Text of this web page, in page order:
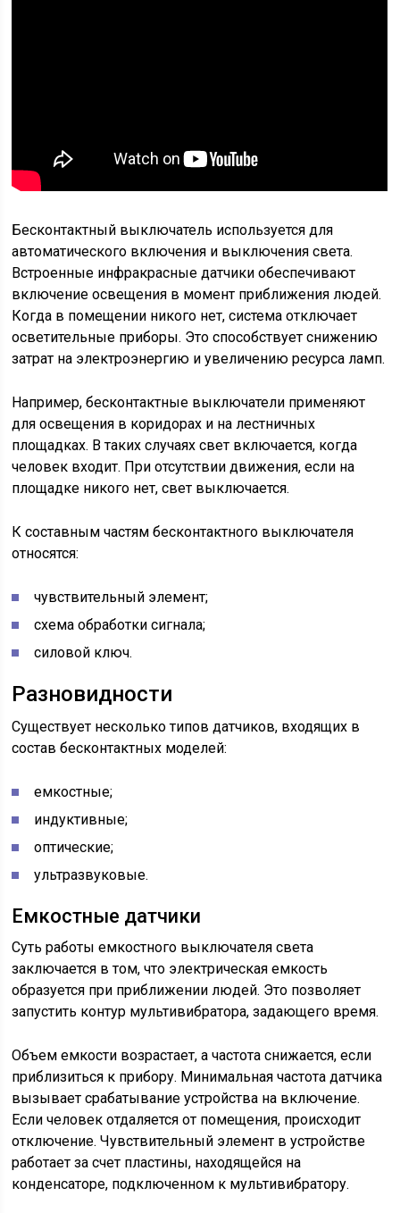
Бесконтактный выключатель используется для
автоматического включения и выключения света.
Встроенные инфракрасные датчики обеспечивают
включение освещения в момент приближения людей.
Когда в помещении никого нет, система отключает
осветительные приборы. Это способствует снижению
затрат на электроэнергию и увеличению ресурса ламп.
Например, бесконтактные выключатели применяют
для освещения в коридорах и на лестничных
площадках. В таких случаях свет включается, когда
человек входит. При отсутствии движения, если на
площадке никого нет, свет выключается.
К составным частям бесконтактного выключателя
относятся:
чувствительный элемент;
схема обработки сигнала;
силовой ключ.
Разновидности
Существует несколько типов датчиков, входящих в
состав бесконтактных моделей:
емкостные;
индуктивные;
оптические;
ультразвуковые.
Емкостные датчики
Суть работы емкостного выключателя света
заключается в том, что электрическая емкость
образуется при приближении людей. Это позволяет
запустить контур мультивибратора, задающего время.
Объем емкости возрастает, а частота снижается, если
приблизиться к прибору. Минимальная частота датчика
вызывает срабатывание устройства на включение.
Если человек отдаляется от помещения, происходит
отключение. Чувствительный элемент в устройстве
работает за счет пластины, находящейся на
конденсаторе, подключенном к мультивибратору.